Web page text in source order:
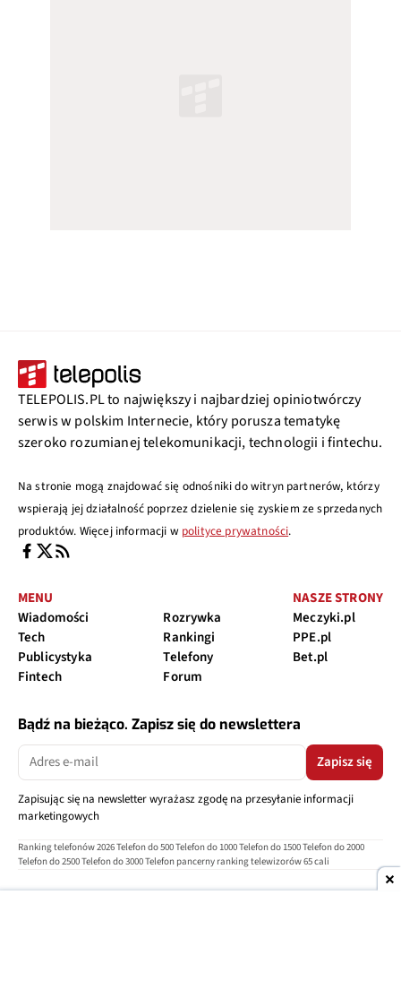
TELEPOLIS.PL to największy i najbardziej opiniotwórczy
serwis w polskim Internecie, który porusza tematykę
szeroko rozumianej telekomunikacji, technologii i fintechu.
Na stronie mogą znajdować się odnośniki do witryn partnerów, którzy
wspierają jej działalność poprzez dzielenie się zyskiem ze sprzedanych
produktów. Więcej informacji w polityce prywatności.
MENU
Wiadomości
Tech
Publicystyka
Fintech
Rozrywka
Rankingi
Telefony
Forum
NASZE STRONY
Meczyki.pl
PPE.pl
Bet.pl
Bądź na bieżąco. Zapisz się do newslettera
Zapisz się
Zapisując się na newsletter wyrażasz zgodę na przesyłanie informacji
marketingowych
Ranking telefonów 2026Telefon do 500Telefon do 1000Telefon do 1500Telefon do 2000
Telefon do 2500Telefon do 3000Telefon pancerny ranking telewizorów 65 cali